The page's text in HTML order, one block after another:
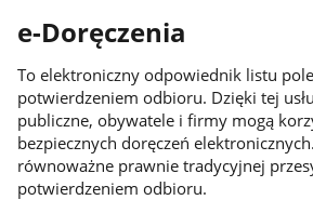
e-Doręczenia
To elektroniczny odpowiednik listu
potwierdzeniem odbioru. Dzięki tej
publiczne, obywatele i firmy mogą
bezpiecznych doręczeń
równoważne prawnie tradycyjnej
potwierdzeniem odbioru.